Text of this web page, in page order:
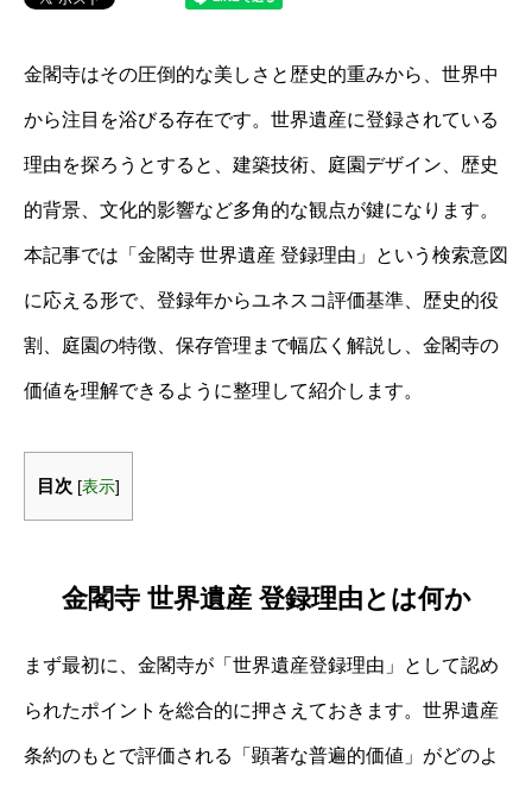
金閣寺はその圧倒的な美しさと歴史的重みから、世界中
から注目を浴びる存在です。世界遺産に登録されている
理由を探ろうとすると、建築技術、庭園デザイン、歴史
的背景、文化的影響など多角的な観点が鍵になります。
本記事では「金閣寺 世界遺産 登録理由」という検索意図
に応える形で、登録年からユネスコ評価基準、歴史的役
割、庭園の特徴、保存管理まで幅広く解説し、金閣寺の
価値を理解できるように整理して紹介します。
目次 [表示]
金閣寺 世界遺産 登録理由とは何か
まず最初に、金閣寺が「世界遺産登録理由」として認め
られたポイントを総合的に押さえておきます。世界遺産
条約のもとで評価される「顕著な普遍的価値」がどのよ